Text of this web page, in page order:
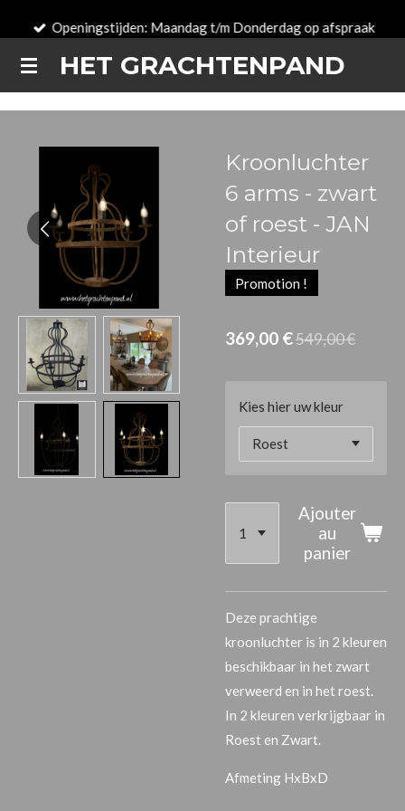
Passer
contenu
principal
HET GRACHTENPAND
Openingstijden: Maandag t/m Donderdag op afspraak
Kroonluchter
6 arms - zwart
of roest - JAN
Interieur
Promotion !
369,00 €549,00 €
Kies hier uw kleur
Ajouter
au
panier
Deze prachtige
kroonluchter is in 2 kleuren
beschikbaar in het zwart
verweerd en in het roest.
In 2 kleuren verkrijgbaar in
Roest en Zwart.
Afmeting HxBxD